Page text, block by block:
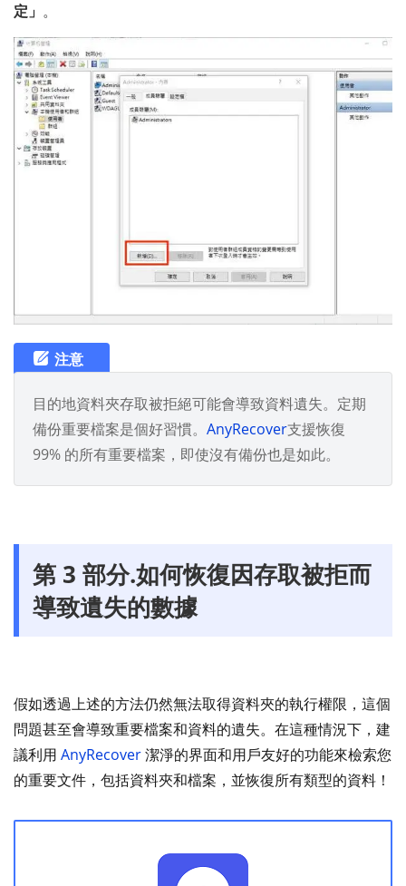
定」 。
注意
目的地資料夾存取被拒絕可能會導致資料遺失。定期
備份重要檔案是個好習慣。 AnyRecover支援恢復
99% 的所有重要檔案，即使沒有備份也是如此。
第 3 部分.如何恢復因存取被拒而
導致遺失的數據
假如透過上述的方法仍然無法取得資料夾的執行權限，這個
問題甚至會導致重要檔案和資料的遺失。在這種情況下，建
議利用 AnyRecover潔淨的界面和用戶友好的功能來檢索您
的重要文件，包括資料夾和檔案，並恢復所有類型的資料！